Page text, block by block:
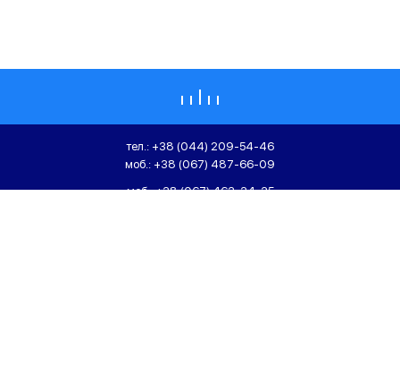
тел.: +38 (044) 209-54-46
моб.: +38 (067) 487-66-09
моб.:+38 (067) 463-34-35